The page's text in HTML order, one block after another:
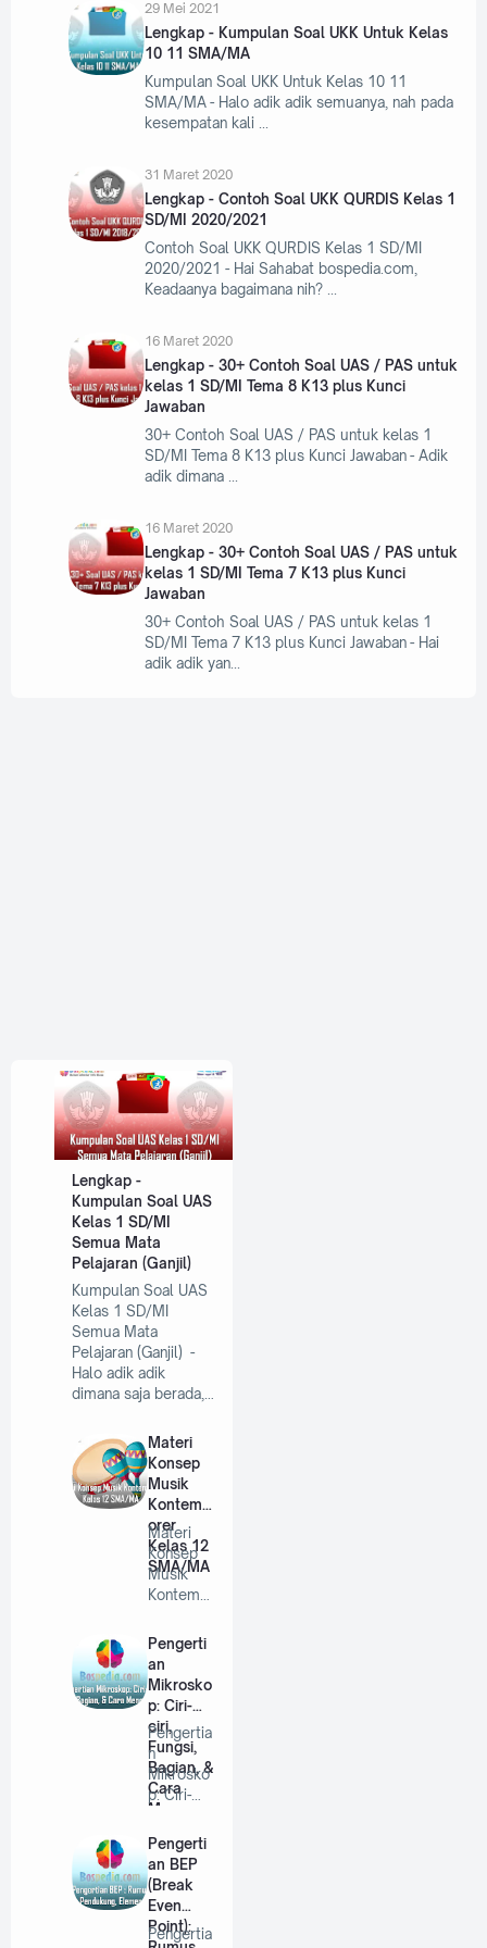
29 Mei 2021
Lengkap - Kumpulan Soal UKK Untuk Kelas
10 11 SMA/MA
Kumpulan Soal UKK Untuk Kelas 10 11
SMA/MA - Halo adik adik semuanya, nah pada
kesempatan kali
31 Maret 2020
Lengkap - Contoh Soal UKK QURDIS Kelas 1
SD/MI 2020/2021
Contoh Soal UKK QURDIS Kelas 1 SD/MI
2020/2021 - Hai Sahabat bospedia.com,
Keadaanya bagaimana nih?
16 Maret 2020
Lengkap - 30+ Contoh Soal UAS / PAS untuk
kelas 1 SD/MI Tema 8 K13 plus Kunci
Jawaban
30+ Contoh Soal UAS / PAS untuk kelas 1
SD/MI Tema 8 K13 plus Kunci Jawaban - Adik
adik dimana
16 Maret 2020
Lengkap - 30+ Contoh Soal UAS / PAS untuk
kelas 1 SD/MI Tema 7 K13 plus Kunci
Jawaban
30+ Contoh Soal UAS / PAS untuk kelas 1
SD/MI Tema 7 K13 plus Kunci Jawaban - Hai
adik adik yan
Lengkap -
Kumpulan Soal UAS
Kelas 1 SD/MI
Semua Mata
Pelajaran (Ganjil)
Kumpulan Soal UAS
Kelas 1 SD/MI
Semua Mata
Pelajaran (Ganjil) -
Halo adik adik
dimana saja berada,…
Materi
Konsep
Musik
Kontemp
orer
Kelas 12
SMA/MA
Materi
Konsep
Musik
Kontemp
Kelas 12
SMA/MA
…
Pengerti
an
Mikrosko
p: Ciri-
ciri,
Fungsi,
Bagian, &
Cara
Menggun
Pengertia
n
Mikrosko
p: Ciri-
Fungsi,
Bagian,…
Pengerti
an BEP
(Break
Even
Point):
Pengertia